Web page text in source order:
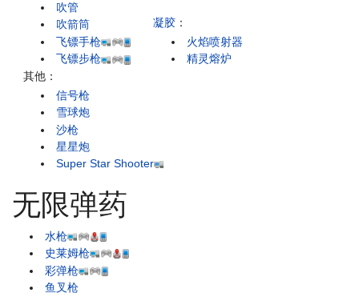
吹管
吹箭筒
飞镖手枪
飞镖步枪
凝胶 ：
火焰喷射器
精灵熔炉
其他：
信号枪
雪球炮
沙枪
星星炮
Super Star Shooter
无限弹药
水枪
史莱姆枪
彩弹枪
鱼叉枪